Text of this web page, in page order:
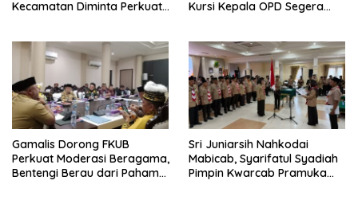
Kecamatan Diminta Perkuat
Kursi Kepala OPD Segera
Gamalis Dorong FKUB
Perkuat Moderasi Beragama,
Bentengi Berau dari Paham
Sri Juniarsih Nahkodai
Mabicab, Syarifatul Syadiah
Pimpin Kwarcab Pramuka